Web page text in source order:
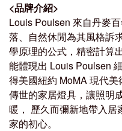
<品牌介紹>
Louis Poulsen 來自丹麥
落、自然休閒為其風格訴
學原理的公式，精密計算
能體現出 Louis Poulsen
得美國紐約 MoMA現代美
傳世的家居燈具，讓照明
暖， 歷久而彌新地帶入居
家的初心。